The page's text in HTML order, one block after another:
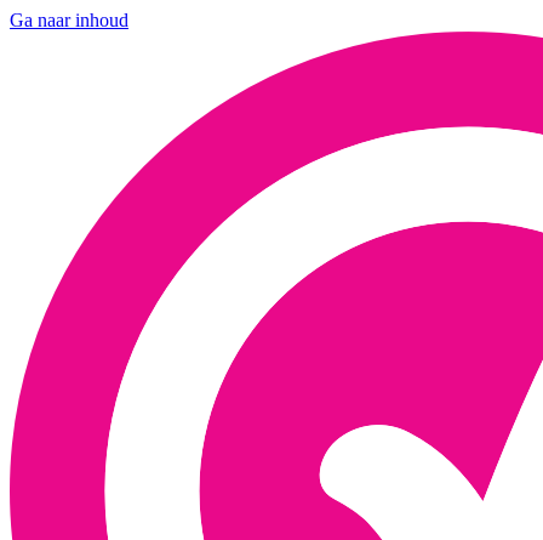
Ga naar inhoud